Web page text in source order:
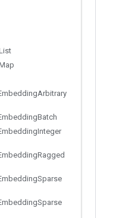
Arbitrary
Batch
Integer
Ragged
Sparse
Sparse